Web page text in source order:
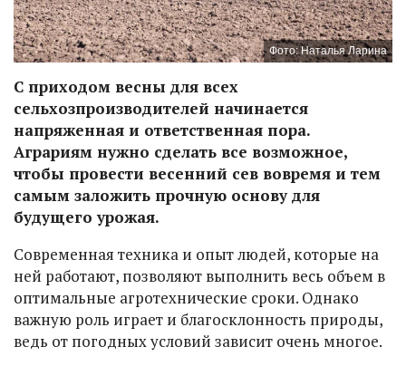
Фото: Наталья Ларина
С приходом весны для всех
сельхозпроизводителей начинается
напряженная и ответственная пора.
Аграриям нужно сделать все возможное,
чтобы провести весенний сев вовремя и тем
самым заложить прочную основу для
будущего урожая.
Современная техника и опыт людей, которые на
ней работают, позволяют выполнить весь объем в
оптимальные агротехнические сроки. Однако
важную роль играет и благосклонность природы,
ведь от погодных условий зависит очень многое.